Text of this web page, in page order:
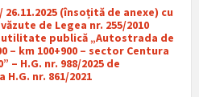
(însoțită de anexe) cu
de Legea nr. 255/2010
publică „Autostrada de
– km 100+900 – sector Centura
– H.G. nr. 988/2025 de
nr. 861/2021